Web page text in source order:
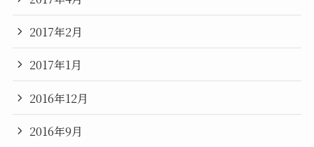
2017年2月
2017年1月
2016年12月
2016年9月